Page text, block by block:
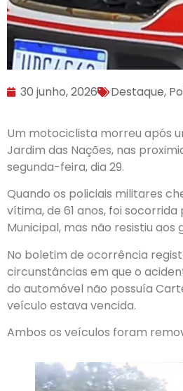
30 junho, 2026 Destaque,
Um motociclista morreu após
Jardim das Nações, nas
segunda-feira, dia 29.
Quando os policiais militares
vítima, de 61 anos, foi
Municipal, mas não resistiu
No boletim de ocorrência
circunstâncias em que o
do automóvel não possuía
veículo estava vencida.
Ambos os veículos foram